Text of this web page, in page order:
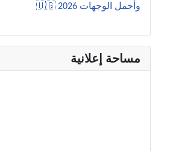
وأجمل الوجهات 2026 🇺🇬
مساحة إعلانية